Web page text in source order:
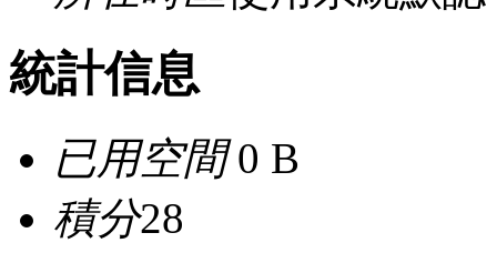
統計信息
已用空間0 B
積分28